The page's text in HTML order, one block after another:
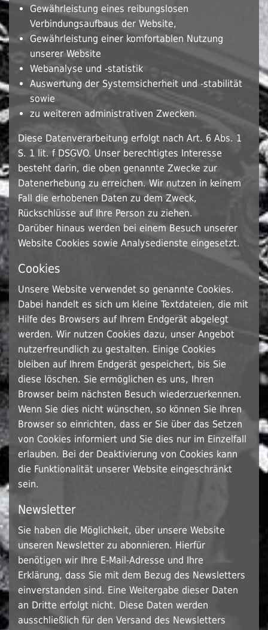
Gewährleistung eines reibungslosen
Verbindungsaufbaus der Website,
Gewährleistung einer komfortablen Nutzung
unserer Website
Webanalyse und -statistik
Auswertung der Systemsicherheit und -stabilität
sowie
zu weiteren administrativen Zwecken.
Diese Datenverarbeitung erfolgt nach Art. 6 Abs. 1
S. 1 lit. f DSGVO. Unser berechtigtes Interesse
besteht darin, die oben genannte Zwecke zur
Datenerhebung zu erreichen. Wir nutzen in keinem
Fall die erhobenen Daten zu dem Zweck,
Rückschlüsse auf Ihre Person zu ziehen.
Darüber hinaus werden bei einem Besuch unserer
Website Cookies sowie Analysedienste eingesetzt.
Cookies
Unsere Website verwendet so genannte Cookies.
Dabei handelt es sich um kleine Textdateien, die mit
Hilfe des Browsers auf Ihrem Endgerät abgelegt
werden. Wir nutzen Cookies dazu, unser Angebot
nutzerfreundlich zu gestalten. Einige Cookies
bleiben auf Ihrem Endgerät gespeichert, bis Sie
diese löschen. Sie ermöglichen es uns, Ihren
Browser beim nächsten Besuch wiederzuerkennen.
Wenn Sie dies nicht wünschen, so können Sie Ihren
Browser so einrichten, dass er Sie über das Setzen
von Cookies informiert und Sie dies nur im Einzelfall
erlauben. Bei der Deaktivierung von Cookies kann
die Funktionalität unserer Website eingeschränkt
sein.
Newsletter
Sie haben die Möglichkeit, über unsere Website
unseren Newsletter zu abonnieren. Hierfür
benötigen wir Ihre E-Mail-Adresse und Ihre
Erklärung, dass Sie mit dem Bezug des Newsletters
einverstanden sind. Eine Weitergabe dieser Daten
an Dritte erfolgt nicht. Diese Daten werden
ausschließlich für den Versand des Newsletters